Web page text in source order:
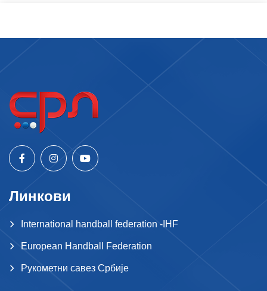
Линкови
International handball federation -IHF
European Handball Federation
Рукометни савез Србије